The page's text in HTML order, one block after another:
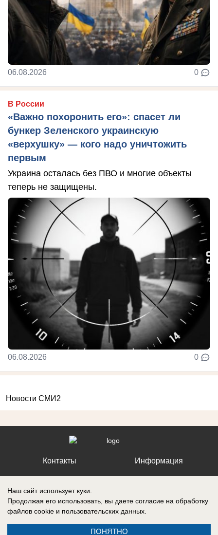
06.08.2026 0
В России
«Важно похоронить его»: спасет ли
бункер Зеленского украинскую
«верхушку» — кого надо уничтожить
первым
Украина осталась без ПВО и многие объекты
теперь не защищены.
06.08.2026 0
Новости СМИ2
Контакты Информация
Регистрационный номер №: ЭЛ № ФС 77 – 87210, выдано
технологий и массовых коммуникаций (Роскомнадзор) 27 апреля 2024
Наш сайт использует куки.
Продолжая его использовать, вы даете согласие на обработку
файлов cookie и пользовательских данных.
ПОНЯТНО